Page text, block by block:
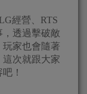
經營、RTS
，透過擊破敵
家也會隨著
次就跟大家
！